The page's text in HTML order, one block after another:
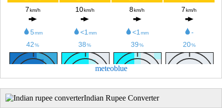
meteoblue
Indian Rupee Converter